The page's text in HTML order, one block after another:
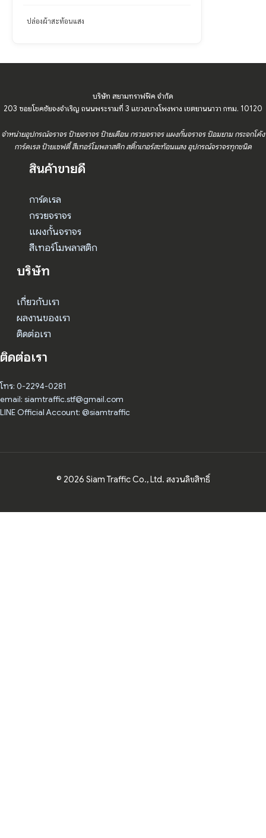
ปล่องผ้าสะท้อนแสง
บริษัท สยามทราฟฟิค จำกัด
203 ซอยโชคชัยจงจำเริญ ถนนพระรามที่ 3 แขวงบางโพงพาง เขตยานนาวา กทม. 10120
จำหน่ายอุปกรณ์จราจร ป้ายจราจร ป้ายเตือน กรวยจราจร แผงกั้นจราจร ป้อมยาม กระจกโค้ง
การ์ดเรล ป้ายเซฟตี้ สีเทอร์โมพลาสติก สติ๊กเกอร์สะท้อนแสง อุปกรณ์จราจรทุกชนิด
สินค้าขายดี
การ์ดเรล
กรวยจราจร
แผงกั้นจราจร
สีเทอร์โมพลาสติก
บริษัท
เกี่ยวกับเรา
ผลงานของเรา
ติดต่อเรา
ติดต่อเรา
โทร: 0-2294-0281
email: siamtraffic.stf@gmail.com
LINE Official Account: @siamtraffic
© 2026 Siam Traffic Co., Ltd. สงวนลิขสิทธิ์